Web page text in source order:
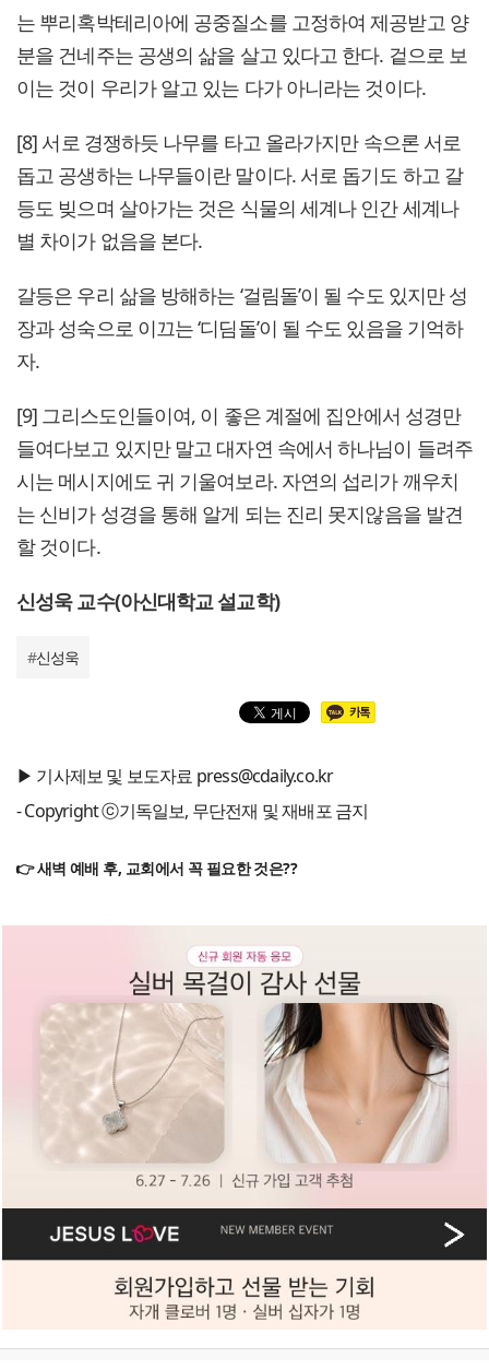
는 뿌리혹박테리아에 공중질소를 고정하여 제공받고 양
분을 건네주는 공생의 삶을 살고 있다고 한다. 겉으로 보
이는 것이 우리가 알고 있는 다가 아니라는 것이다.
[8] 서로 경쟁하듯 나무를 타고 올라가지만 속으론 서로
돕고 공생하는 나무들이란 말이다. 서로 돕기도 하고 갈
등도 빚으며 살아가는 것은 식물의 세계나 인간 세계나
별 차이가 없음을 본다.
갈등은 우리 삶을 방해하는 ‘걸림돌’이 될 수도 있지만 성
장과 성숙으로 이끄는 ‘디딤돌’이 될 수도 있음을 기억하
자.
[9] 그리스도인들이여, 이 좋은 계절에 집안에서 성경만
들여다보고 있지만 말고 대자연 속에서 하나님이 들려주
시는 메시지에도 귀 기울여보라. 자연의 섭리가 깨우치
는 신비가 성경을 통해 알게 되는 진리 못지않음을 발견
할 것이다.
신성욱 교수(아신대학교 설교학)
#신성욱
▶ 기사제보 및 보도자료 press@cdaily.co.kr
- Copyright ⓒ기독일보, 무단전재 및 재배포 금지
👉 새벽 예배 후, 교회에서 꼭 필요한 것은??